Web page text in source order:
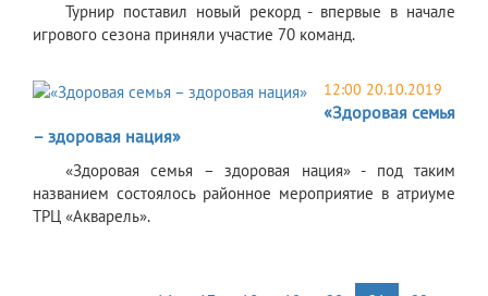
Турнир поставил новый рекорд - впервые в начале
игрового сезона приняли участие 70 команд.
12:00 20.10.2019
«Здоровая семья
– здоровая нация»
«Здоровая семья – здоровая нация» - под таким
названием состоялось районное мероприятие в атриуме
ТРЦ «Акварель».